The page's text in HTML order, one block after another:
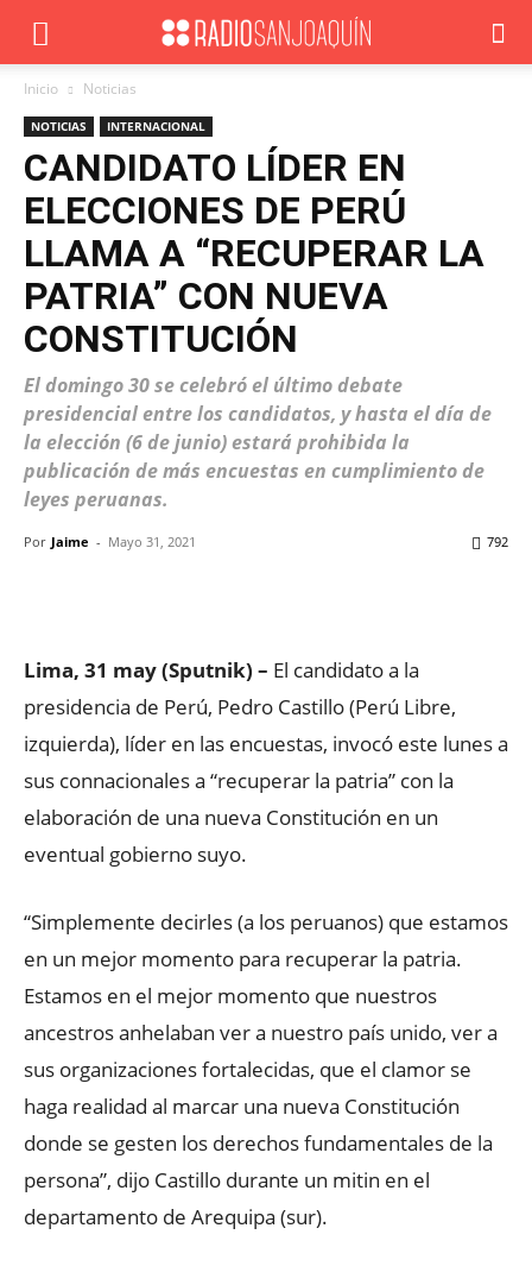
Inicio Noticias
NOTICIAS INTERNACIONAL
CANDIDATO LÍDER EN
ELECCIONES DE PERÚ
LLAMA A “RECUPERAR LA
PATRIA” CON NUEVA
CONSTITUCIÓN
El domingo 30 se celebró el último debate
presidencial entre los candidatos, y hasta el día de
la elección (6 de junio) estará prohibida la
publicación de más encuestas en cumplimiento de
leyes peruanas.
Por Jaime - Mayo 31, 2021 792
Lima, 31 may (Sputnik) – El candidato a la
presidencia de Perú, Pedro Castillo (Perú Libre,
izquierda), líder en las encuestas, invocó este lunes a
sus connacionales a “recuperar la patria” con la
elaboración de una nueva Constitución en un
eventual gobierno suyo.
“Simplemente decirles (a los peruanos) que estamos
en un mejor momento para recuperar la patria.
Estamos en el mejor momento que nuestros
ancestros anhelaban ver a nuestro país unido, ver a
sus organizaciones fortalecidas, que el clamor se
haga realidad al marcar una nueva Constitución
donde se gesten los derechos fundamentales de la
persona”, dijo Castillo durante un mitin en el
departamento de Arequipa (sur).